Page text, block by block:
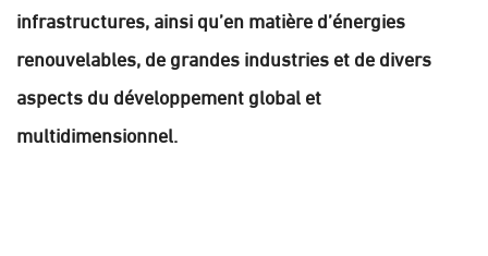
infrastructures, ainsi qu’en matière d’énergies
renouvelables, de grandes industries et de divers
aspects du développement global et
multidimensionnel.